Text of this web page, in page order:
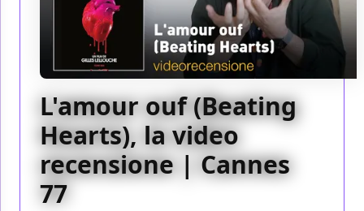
L'amour ouf (Beating
Hearts), la video
recensione | Cannes
77